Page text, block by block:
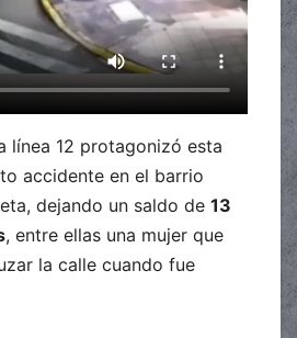
línea 12 protagonizó esta
accidente en el barrio
dejando un saldo de 13
, entre ellas una mujer que
la calle cuando fue